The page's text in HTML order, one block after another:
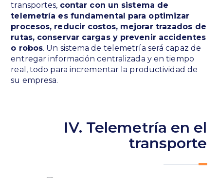
transportes, contar con un sistema de
telemetría es fundamental para optimizar
procesos, reducir costos, mejorar trazados de
rutas, conservar cargas y prevenir accidentes
o robos. Un sistema de telemetría será capaz de
entregar información centralizada y en tiempo
real, todo para incrementar la productividad de
su empresa.
IV. Telemetría en el
transporte